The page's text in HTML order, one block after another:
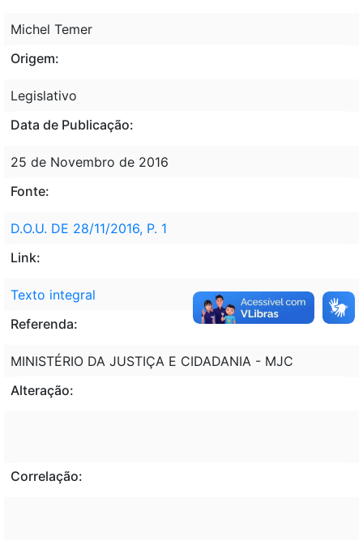
Michel Temer
Origem:
Legislativo
Data de Publicação:
25 de Novembro de 2016
Fonte:
D.O.U. DE 28/11/2016, P. 1
Link:
Texto integral
Referenda:
MINISTÉRIO DA JUSTIÇA E CIDADANIA - MJC
Alteração:
Correlação: